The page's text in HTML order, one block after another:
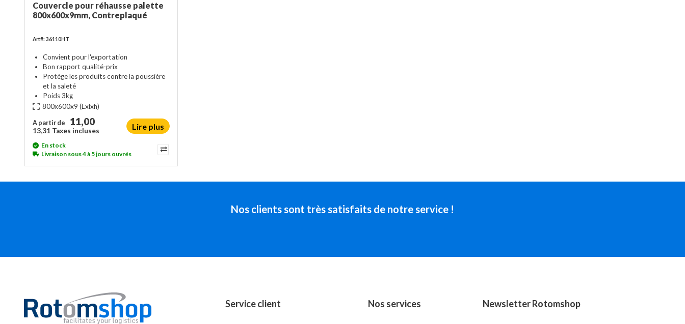
Couvercle pour réhausse palette
800x600x9mm, Contreplaqué
Art#: 36110HT
Convient pour l'exportation
Bon rapport qualité-prix
Protège les produits contre la poussière
et la saleté
Poids 3kg
800x600x9 (Lxlxh)
A partir de 11,00
13,31 Taxes incluses Lire plus
En stock
Livraison sous 4 à 5 jours ouvrés
Nos clients sont très satisfaits de notre service !
Service client Nos services Newsletter Rotomshop